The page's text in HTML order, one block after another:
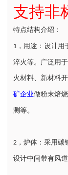
支持非
特点结构介绍：
1 ，用途：设计用
淬火等。广泛用
火材料、新材料
矿企业做粉末焙烧
测等。
2 ，炉体：采用
设计中间带有风